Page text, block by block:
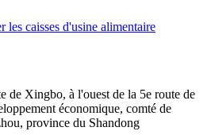
les caisses d'usine alimentaire
de Xingbo, à l'ouest de la 5e route de
économique, comté de
province du Shandong